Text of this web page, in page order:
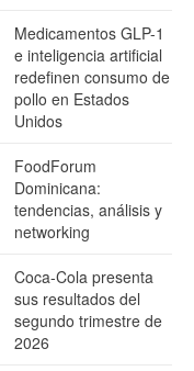
Medicamentos GLP-1
e inteligencia artificial
redefinen consumo de
pollo en Estados
Unidos
FoodForum
Dominicana:
tendencias, análisis y
networking
Coca-Cola presenta
sus resultados del
segundo trimestre de
2026